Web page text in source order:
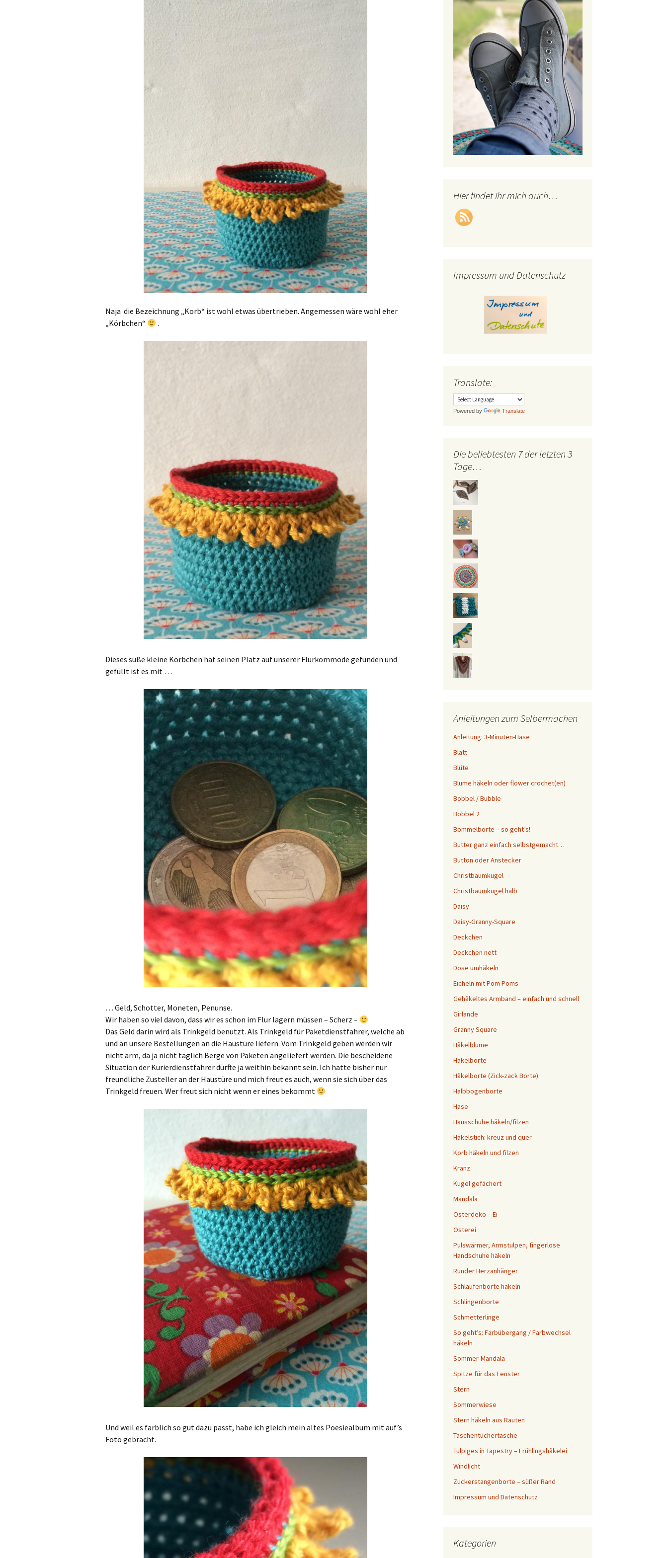
Naja die Bezeichnung „Korb“ ist wohl etwas übertrieben. Angemessen wäre wohl eher
„Körbchen“
.
Dieses süße kleine Körbchen hat seinen Platz auf unserer Flurkommode gefunden und
gefüllt ist es mit …
… Geld, Schotter, Moneten, Penunse.
Wir haben so viel davon, dass wir es schon im Flur lagern müssen – Scherz –
Das Geld darin wird als Trinkgeld benutzt. Als Trinkgeld für Paketdienstfahrer, welche ab
und an unsere Bestellungen an die Haustüre liefern. Vom Trinkgeld geben werden wir
nicht arm, da ja nicht täglich Berge von Paketen angeliefert werden. Die bescheidene
Situation der Kurierdienstfahrer dürfte ja weithin bekannt sein. Ich hatte bisher nur
freundliche Zusteller an der Haustüre und mich freut es auch, wenn sie sich über das
Trinkgeld freuen. Wer freut sich nicht wenn er eines bekommt
Und weil es farblich so gut dazu passt, habe ich gleich mein altes Poesiealbum mit auf’s
Foto gebracht.
Hier findet ihr mich auch…
Impressum und Datenschutz
Translate:
Powered by Translate
Die beliebtesten 7 der letzten 3
Tage…
Anleitungen zum Selbermachen
Anleitung: 3-Minuten-Hase
Blatt
Blüte
Blume häkeln oder flower crochet(en)
Bobbel / Bubble
Bobbel 2
Bommelborte – so geht’s!
Butter ganz einfach selbstgemacht…
Button oder Anstecker
Christbaumkugel
Christbaumkugel halb
Daisy
Daisy-Granny-Square
Deckchen
Deckchen nett
Dose umhäkeln
Eicheln mit Pom Poms
Gehäkeltes Armband – einfach und schnell
Girlande
Granny Square
Häkelblume
Häkelborte
Häkelborte (Zick-zack Borte)
Halbbogenborte
Hase
Hausschuhe häkeln/filzen
Häkelstich: kreuz und quer
Korb häkeln und filzen
Kranz
Kugel gefächert
Mandala
Osterdeko – Ei
Osterei
Pulswärmer, Armstulpen, fingerlose
Handschuhe häkeln
Runder Herzanhänger
Schlaufenborte häkeln
Schlingenborte
Schmetterlinge
So geht’s: Farbübergang / Farbwechsel
häkeln
Sommer-Mandala
Spitze für das Fenster
Stern
Sommerwiese
Stern häkeln aus Rauten
Taschentüchertasche
Tulpiges in Tapestry – Frühlingshäkelei
Windlicht
Zuckerstangenborte – süßer Rand
Impressum und Datenschutz
Kategorien